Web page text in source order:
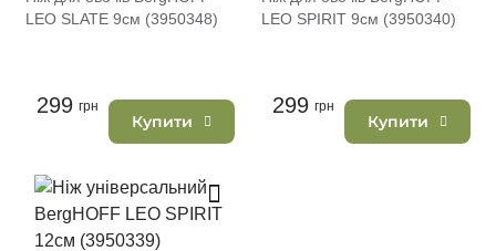
LEO SLATE 9см (3950348)
299 грн
Купити
LEO SPIRIT 9см (3950340)
299 грн
Купити